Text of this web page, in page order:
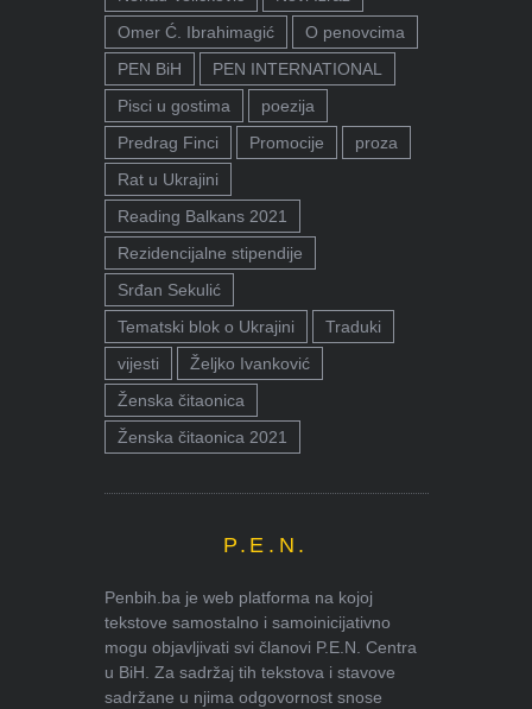
Omer Ć. Ibrahimagić
O penovcima
PEN BiH
PEN INTERNATIONAL
Pisci u gostima
poezija
Predrag Finci
Promocije
proza
Rat u Ukrajini
Reading Balkans 2021
Rezidencijalne stipendije
Srđan Sekulić
Tematski blok o Ukrajini
Traduki
vijesti
Željko Ivanković
Ženska čitaonica
Ženska čitaonica 2021
P.E.N.
Penbih.ba je web platforma na kojoj
tekstove samostalno i samoinicijativno
mogu objavljivati svi članovi P.E.N. Centra
u BiH. Za sadržaj tih tekstova i stavove
sadržane u njima odgovornost snose